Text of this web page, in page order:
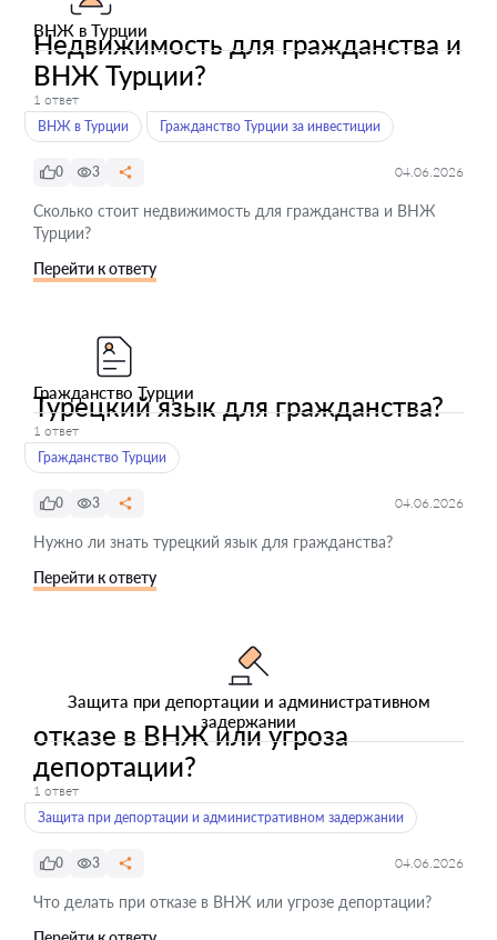
ВНЖ в Турции
Недвижимость для гражданства и
ВНЖ Турции?
1 ответ
ВНЖ в Турции
Гражданство Турции за инвестиции
0 3 04.06.2026
Сколько стоит недвижимость для гражданства и ВНЖ
Турции?
Перейти к ответу
Гражданство Турции
Турецкий язык для гражданства?
1 ответ
Гражданство Турции
0 3 04.06.2026
Нужно ли знать турецкий язык для гражданства?
Перейти к ответу
Защита при депортации и административном
задержании
отказе в ВНЖ или угроза
депортации?
1 ответ
Защита при депортации и административном задержании
0 3 04.06.2026
Что делать при отказе в ВНЖ или угрозе депортации?